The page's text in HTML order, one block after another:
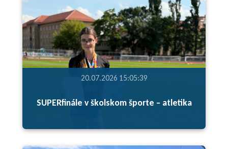
20.07.2026 15:05:39
SUPERfinále v školskom športe – atletika